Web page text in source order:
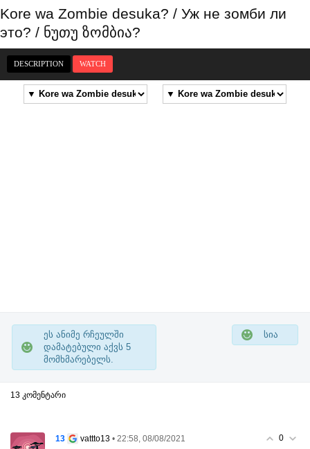
Kore wa Zombie desuka? / Уж не зомби ли
это? / ნუთუ ზომბია?
DESCRIPTION WATCH
ეს ანიმე რჩეულში
დამატებული აქვს 5
მომხმარებელს.
სია
13 კომენტარი
0
13 vattto13 • 22:58, 08/08/2021